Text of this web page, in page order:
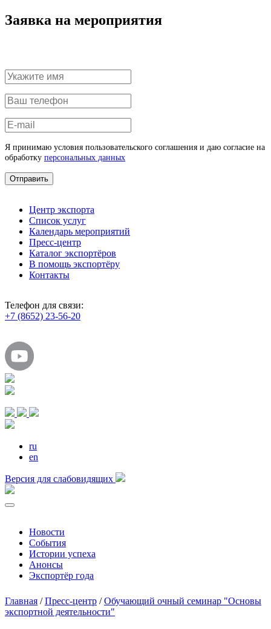
Заявка на мероприятия
Я принимаю условия пользовательского соглашения и даю согласие на
обработку персональных данных
Отправить
Центр экспорта
Список услуг
Календарь мероприятий
Пресс-центр
Каталог экспортёров
В помощь экспортёру
Контакты
Телефон для связи:
+7 (8652) 23-56-20
ru
en
Версия для слабовидящих
Новости
События
Истории успеха
Анонсы
Экспортёр года
Главная /Пресс-центр /Обучающий очный семинар "Основы
экспортной деятельности"